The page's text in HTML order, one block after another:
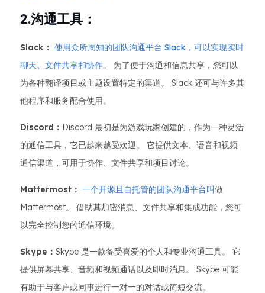
2.沟通工具：
Slack： 使用众所周知的团队沟通平台 Slack，可以实现实时
聊天、文件共享和协作。 为了便于沟通和信息共享，您可以
为各种翻译项目或主题设置特定的渠道。 Slack 还可与许多其
他程序和服务配合使用。
Discord： Discord 最初是为游戏玩家创建的，作为一种灵活
的通信工具，它已越来越受欢迎。 它提供文本、语音和视频
通信渠道，可用于协作、文件共享和项目讨论。
Mattermost： 一个开源且自托管的团队沟通平台叫做
Mattermost。 借助其加密消息、文件共享和集成功能，您可
以完全控制您的通信环境。
Skype： Skype 是一款备受喜爱的个人和专业沟通工具。 它
提供屏幕共享、音频和视频通话以及即时消息。 Skype 可能
有助于与客户或同事进行一对一的对话或简短交流。